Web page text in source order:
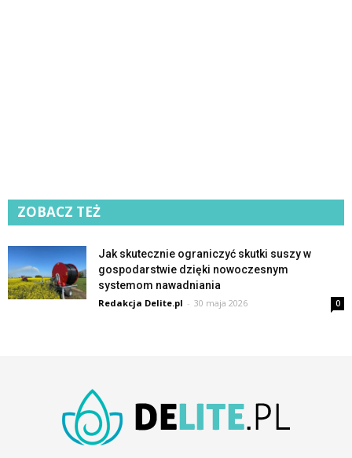
ZOBACZ TEŻ
Jak skutecznie ograniczyć skutki suszy w
gospodarstwie dzięki nowoczesnym
systemom nawadniania
Redakcja Delite.pl - 30 maja 2026 0